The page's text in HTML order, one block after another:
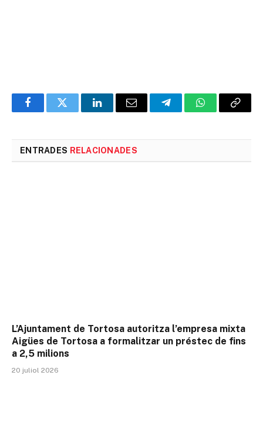
FacebookTwitter LinkedInEmail TelegramWhatsAppCopia
ENTRADES RELACIONADES
L’Ajuntament de Tortosa autoritza l’empresa mixta
Aigües de Tortosa a formalitzar un préstec de fins
a 2,5 milions
20 juliol 2026